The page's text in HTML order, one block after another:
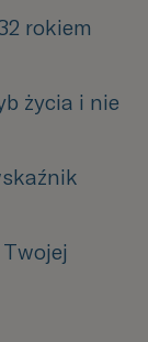
rokiem
życia i nie